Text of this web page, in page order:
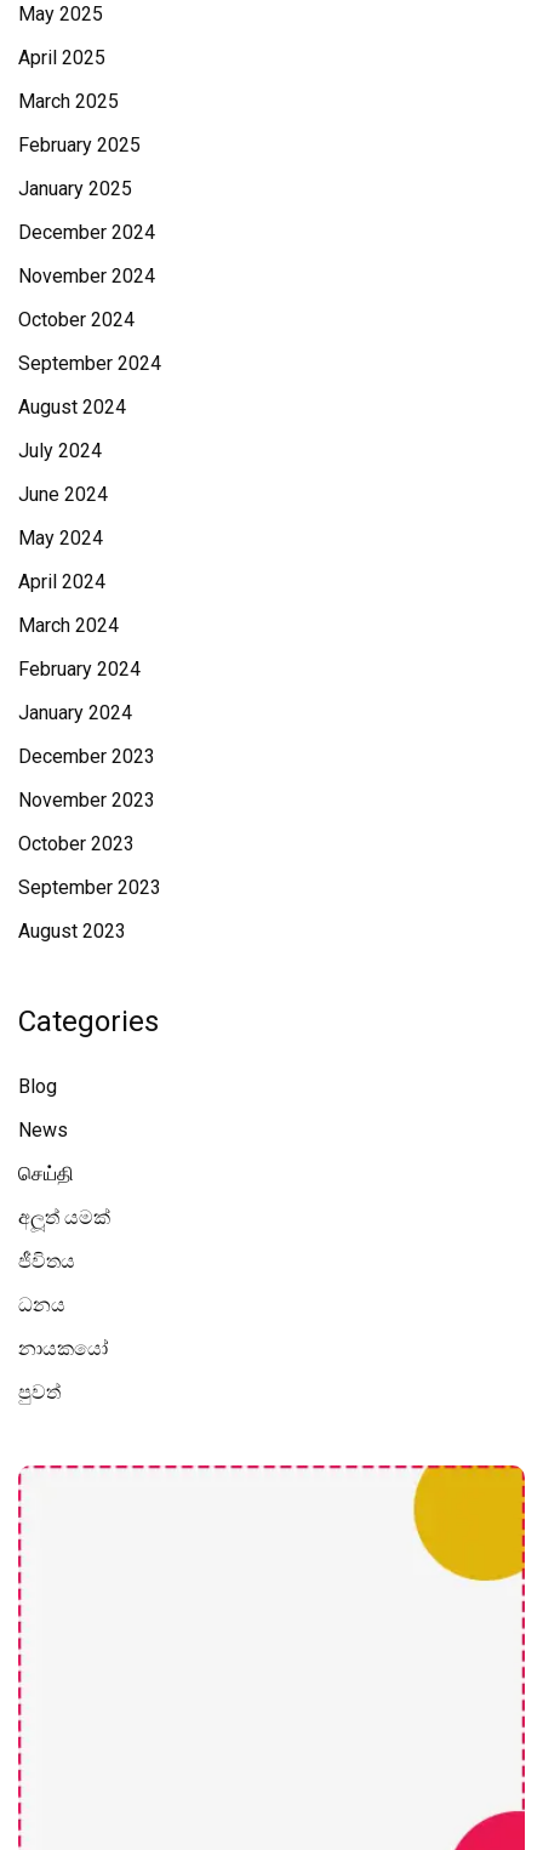
May 2025
April 2025
March 2025
February 2025
January 2025
December 2024
November 2024
October 2024
September 2024
August 2024
July 2024
June 2024
May 2024
April 2024
March 2024
February 2024
January 2024
December 2023
November 2023
October 2023
September 2023
August 2023
Categories
Blog
News
செய்தி
අලූත් යමක්
ජීවිතය
ධනය
නායකයෝ
පුවත්